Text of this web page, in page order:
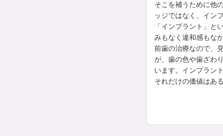
そこを補うために他
ッジではなく、イン
「インプラント」と
みもなく違和感もな
前歯の治療なので、
が、歯の色や歯ざわ
います。インプラン
それだけの価値はあ